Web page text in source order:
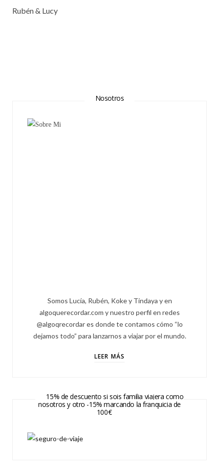
Rubén & Lucy
Nosotros
Somos Lucía, Rubén, Koke y Tindaya y en
algoquerecordar.com y nuestro perfil en redes
@algoqrecordar es donde te contamos cómo “lo
dejamos todo” para lanzarnos a viajar por el mundo.
LEER MÁS
15% de descuento si sois familia viajera como
nosotros y otro -15% marcando la franquicia de
100€